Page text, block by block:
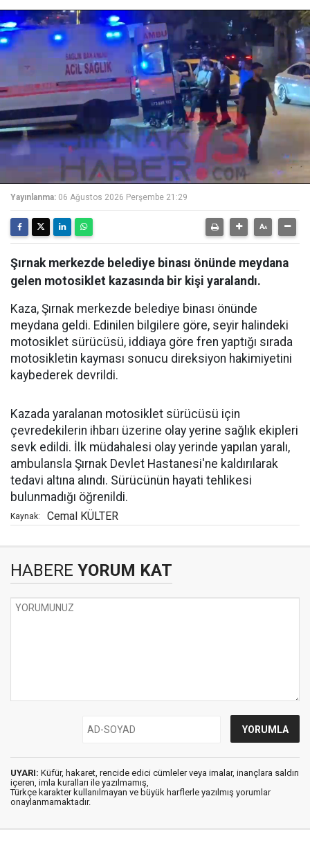
Yayınlanma: 06 Ağustos 2026 Perşembe 21:29
Şırnak merkezde belediye binası önünde meydana
gelen motosiklet kazasında bir kişi yaralandı.
Kaza, Şırnak merkezde belediye binası önünde
meydana geldi. Edinilen bilgilere göre, seyir halindeki
motosiklet sürücüsü, iddiaya göre fren yaptığı sırada
motosikletin kayması sonucu direksiyon hakimiyetini
kaybederek devrildi.
Kazada yaralanan motosiklet sürücüsü için
çevredekilerin ihbarı üzerine olay yerine sağlık ekipleri
sevk edildi. İlk müdahalesi olay yerinde yapılan yaralı,
ambulansla Şırnak Devlet Hastanesi'ne kaldırılarak
tedavi altına alındı. Sürücünün hayati tehlikesi
bulunmadığı öğrenildi.
Kaynak: Cemal KÜLTER
HABERE YORUM KAT
UYARI: Küfür, hakaret, rencide edici cümleler veya imalar, inançlara saldırı
içeren, imla kuralları ile yazılmamış,
Türkçe karakter kullanılmayan ve büyük harflerle yazılmış yorumlar
onaylanmamaktadır.